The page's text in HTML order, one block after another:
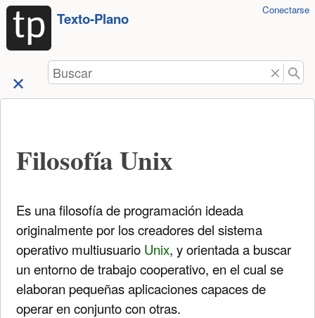
Saltar a
contenido
Texto-Plano
HerramientasConectarse
Buscar
Filosofía Unix
Es una filosofía de programación ideada
originalmente por los creadores del sistema
operativo multiusuario Unix, y orientada a buscar
un entorno de trabajo cooperativo, en el cual se
elaboran pequeñas aplicaciones capaces de
operar en conjunto con otras.